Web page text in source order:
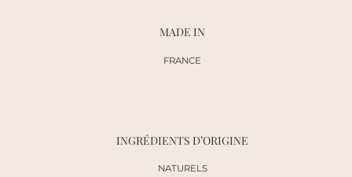
MADE IN
FRANCE
INGRÉDIENTS D’ORIGINE
NATURELS